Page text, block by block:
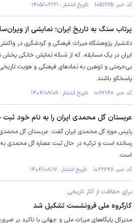
کد خبر: ۱۰۵۱۷۲۵ تاریخ انتشار : ۱۴۰۵/۰۳/۲۱
پرتاب سنگ به تاریخ ایران؛ نمایشی از
دانشیار پژوهشگاه میراث فرهنگی و گردشگری در
ایران در یک مسابقه، که از شبکه نمایش خانگی
بی‌حرمتی و توهین به نماد‌های فرهنگی و هویت تاریخی
پاسخگو باشند.
کد خبر: ۱۰۲۶۱۴۸ تاریخ انتشار : ۱۴۰۴/۰۹/۰۹
عربستان گل محمدی ایران را به نام خود ثبت
رئیس موزه گل محمدی ایران گفت: عربستان گل محمدی
رسانده است و ترکیه در حال ثبت عصاره گل محمدی به
است.
کد خبر: ۱۰۲۲۶۴۸ تاریخ انتشار : ۱۴۰۴/۰۸/۱۷
برای حفاظت از آثار تاریخی
کارگروه ملی فرونشست تشکیل شد
مدیرکل پایگاه‌های میراث ملی و جهانی با تاکید بر